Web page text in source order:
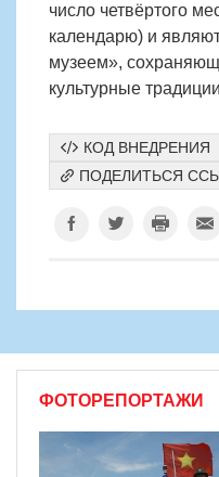
число четвёртого
календарю) и
музеем»,
культурные
КОД ВНЕДРЕНИЯ
ПОДЕЛИТЬСЯ
ФОТОРЕПОРТАЖИ